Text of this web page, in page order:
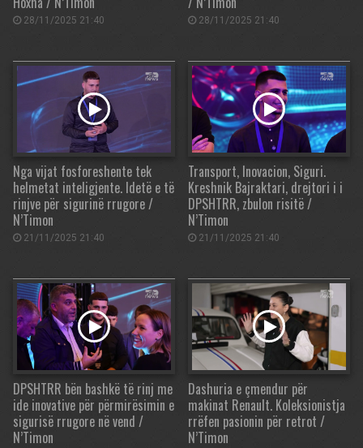
28/11/2025 21:40 28/11/2025 21:40
Nga vijat fosforeshente tek
helmetat inteligjente. Idetë e të
rinjve për sigurinë rrugore /
N’Timon
21/11/2025 21:40
Transport, Inovacion, Siguri.
Kreshnik Bajraktari, drejtori i i
DPSHTRR, zbulon risitë /
N’Timon
21/11/2025 21:40
DPSHTRR bën bashkë të rinj me
ide inovative për përmirësimin e
sigurisë rrugore në vend /
N’Timon
Dashuria e çmendur për
makinat Renault. Koleksionistja
rrëfen pasionin për retrot /
N’Timon